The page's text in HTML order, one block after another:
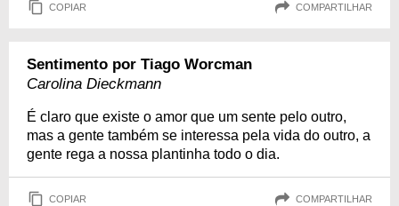
COPIAR COMPARTILHAR
Sentimento por Tiago Worcman
Carolina Dieckmann
É claro que existe o amor que um sente pelo outro,
mas a gente também se interessa pela vida do outro, a
gente rega a nossa plantinha todo o dia.
COPIAR COMPARTILHAR